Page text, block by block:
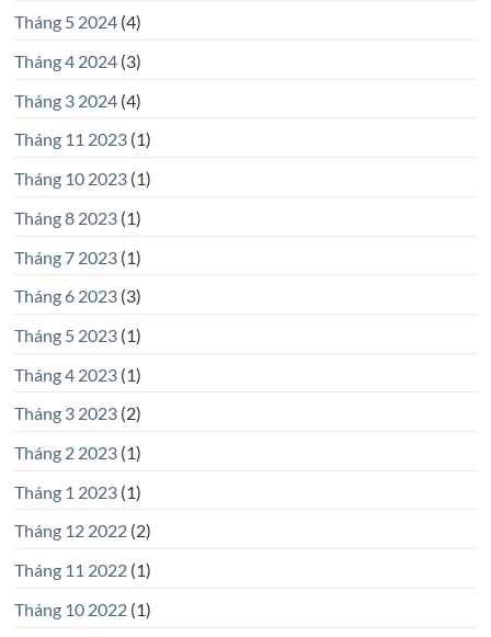
Tháng 5 2024(4)
Tháng 4 2024(3)
Tháng 3 2024(4)
Tháng 11 2023(1)
Tháng 10 2023(1)
Tháng 8 2023(1)
Tháng 7 2023(1)
Tháng 6 2023(3)
Tháng 5 2023(1)
Tháng 4 2023(1)
Tháng 3 2023(2)
Tháng 2 2023(1)
Tháng 1 2023(1)
Tháng 12 2022(2)
Tháng 11 2022(1)
Tháng 10 2022(1)